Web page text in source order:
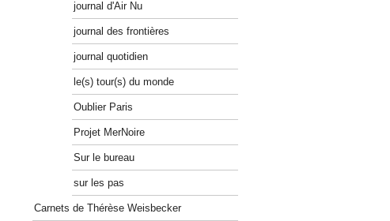
journal d'Air Nu
journal des frontières
journal quotidien
le(s) tour(s) du monde
Oublier Paris
Projet MerNoire
Sur le bureau
sur les pas
Carnets de Thérèse Weisbecker